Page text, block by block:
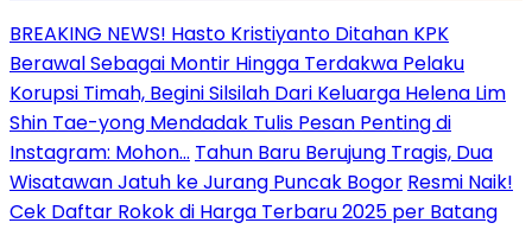
BREAKING NEWS! Hasto Kristiyanto Ditahan KPK
Berawal Sebagai Montir Hingga Terdakwa Pelaku
Korupsi Timah, Begini Silsilah Dari Keluarga Helena Lim
Shin Tae-yong Mendadak Tulis Pesan Penting di
Instagram: Mohon… Tahun Baru Berujung Tragis, Dua
Wisatawan Jatuh ke Jurang Puncak Bogor Resmi Naik!
Cek Daftar Rokok di Harga Terbaru 2025 per Batang